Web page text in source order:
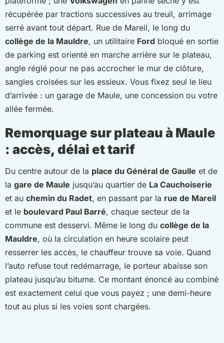
récupérée par tractions successives au treuil, arrimage
serré avant tout départ. Rue de Mareil, le long du
collège de la Mauldre, un utilitaire Ford bloqué en sortie
de parking est orienté en marche arrière sur le plateau,
angle réglé pour ne pas accrocher le mur de clôture,
sangles croisées sur les essieux. Vous fixez seul le lieu
d’arrivée : un garage de Maule, une concession ou votre
allée fermée.
Remorquage sur plateau à Maule
: accès, délai et tarif
Du centre autour de la place du Général de Gaulle et de
la gare de Maule jusqu’au quartier de La Cauchoiserie
et au chemin du Radet, en passant par la rue de Mareil
et le boulevard Paul Barré, chaque secteur de la
commune est desservi. Même le long du collège de la
Mauldre, où la circulation en heure scolaire peut
resserrer les accès, le chauffeur trouve sa voie. Quand
l’auto refuse tout redémarrage, le porteur abaisse son
plateau jusqu’au bitume. Ce montant énoncé au combiné
est exactement celui que vous payez ; une demi-heure
tout au plus si les voies sont chargées.